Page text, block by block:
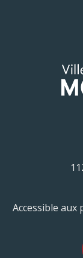
Accessible